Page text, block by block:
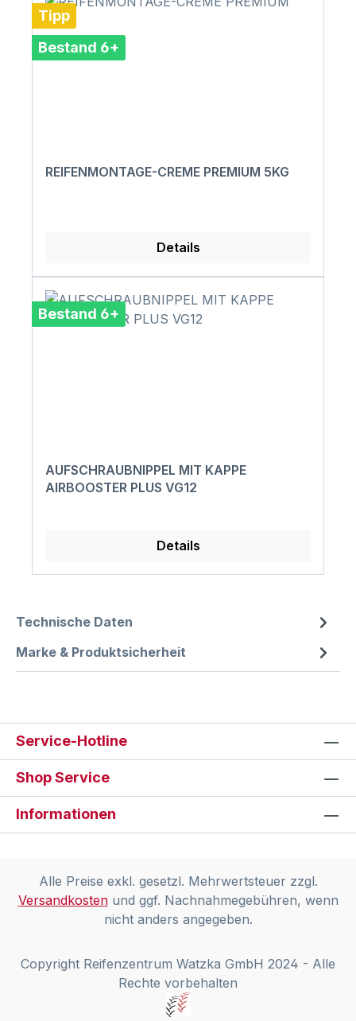
Tipp
Bestand 6+
REIFENMONTAGE-CREME PREMIUM 5KG
Details
Bestand 6+
AUFSCHRAUBNIPPEL MIT KAPPE
AIRBOOSTER PLUS VG12
Details
Technische Daten
Marke & Produktsicherheit
Service-Hotline
Shop Service
Informationen
Alle Preise exkl. gesetzl. Mehrwertsteuer zzgl.
Versandkostenund ggf. Nachnahmegebühren, wenn
nicht anders angegeben.
Copyright Reifenzentrum Watzka GmbH 2024 - Alle
Rechte vorbehalten